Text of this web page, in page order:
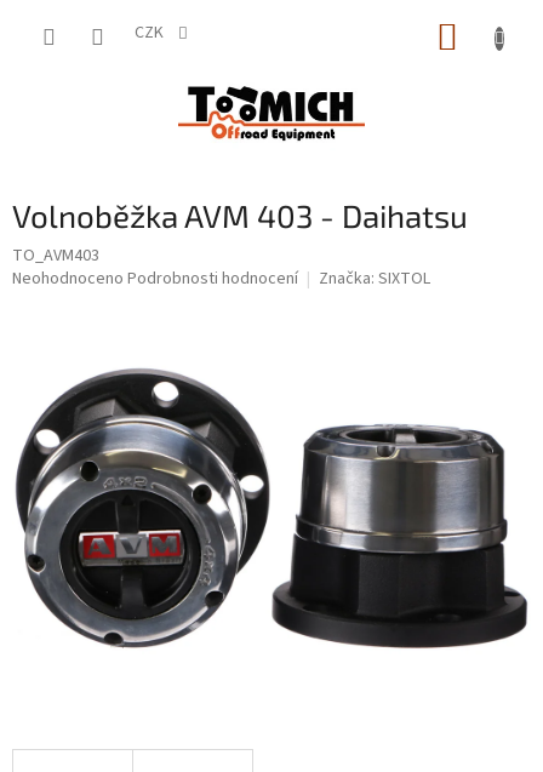
CZK
Volnoběžka AVM 403 - Daihatsu
TO_AVM403
Průměrné
hvězdiček.
Neohodnoceno Podrobnosti hodnocení Značka: SIXTOL